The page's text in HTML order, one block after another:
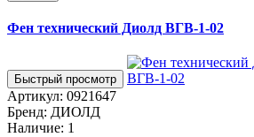
Фен технический Диолд ВГВ-1-02
Быстрый просмотр
Артикул: 0921647
Бренд: ДИОЛД
Наличие: 1